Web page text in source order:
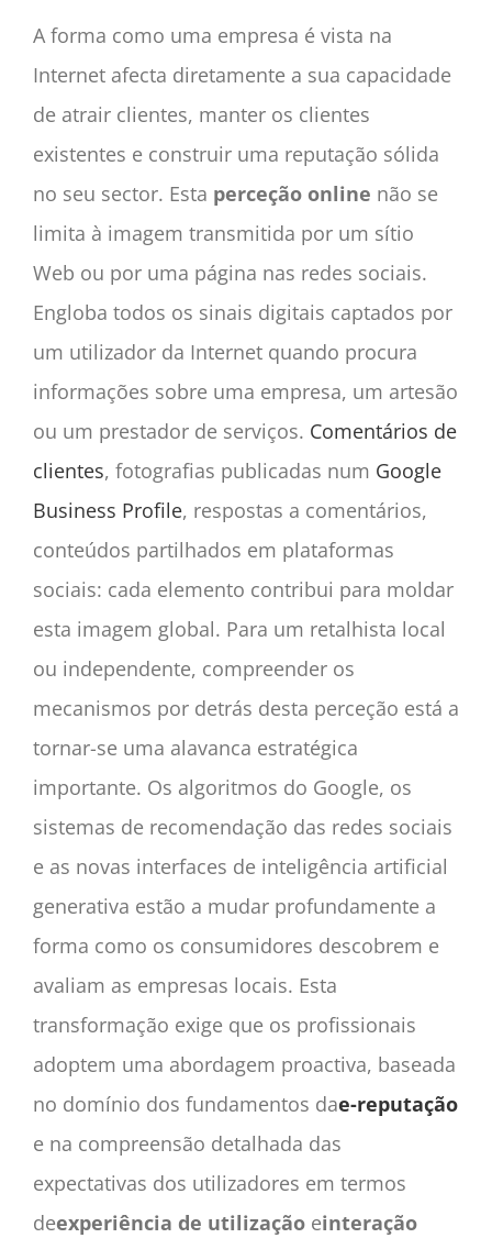
SEARCH
A forma como uma empresa é vista na
Internet afecta diretamente a sua capacidade
de atrair clientes, manter os clientes
existentes e construir uma reputação sólida
no seu sector. Esta perceção online não se
limita à imagem transmitida por um sítio
Web ou por uma página nas redes sociais.
Engloba todos os sinais digitais captados por
um utilizador da Internet quando procura
informações sobre uma empresa, um artesão
ou um prestador de serviços. Comentários de
clientes, fotografias publicadas num Google
Business Profile, respostas a comentários,
conteúdos partilhados em plataformas
sociais: cada elemento contribui para moldar
esta imagem global. Para um retalhista local
ou independente, compreender os
mecanismos por detrás desta perceção está a
tornar-se uma alavanca estratégica
importante. Os algoritmos do Google, os
sistemas de recomendação das redes sociais
e as novas interfaces de inteligência artificial
generativa estão a mudar profundamente a
forma como os consumidores descobrem e
avaliam as empresas locais. Esta
transformação exige que os profissionais
adoptem uma abordagem proactiva, baseada
no domínio dos fundamentos dae-reputação
e na compreensão detalhada das
expectativas dos utilizadores em termos
deexperiência de utilização einteração